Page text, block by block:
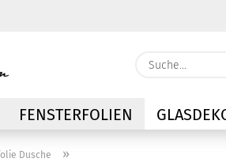
FENSTERFOLIEN
Dusche »